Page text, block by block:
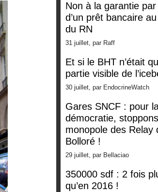
Non à la garantie par
d’un prêt bancaire
du RN
31 juillet, par Raff
Et si le BHT n’était
partie visible de
30 juillet, par EndocrineWatch
Gares SNCF : pour
démocratie,
monopole des Relay
Bolloré !
29 juillet, par Bellaciao
350000 sdf : 2 fois
qu’en 2016 !